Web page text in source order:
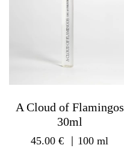
A Cloud of Flamingos
30ml
45.00€ ｜100 ml